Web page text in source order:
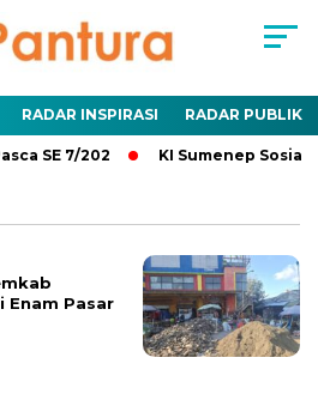
RADAR INSPIRASI RADAR PUBLIK
SE 7/202 KI Sumenep
Enam Pasar